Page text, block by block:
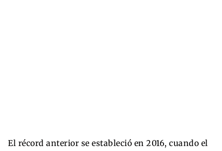
El récord anterior se estableció en 2016, cuando el